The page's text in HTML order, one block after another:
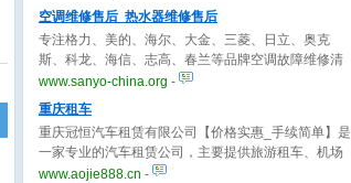
空调维修售后_热水器维修售后
专注格力、美的、海尔、大金、三菱、日立、奥克
斯、科龙、海信、志高、春兰等品牌空调故障维修清
洗加氟保养,空调移机拆装等提供上门服务,原厂配件,
价格透明,无隐形消费。
www.sanyo-china.org -
重庆租车
重庆冠恒汽车租赁有限公司【价格实惠_手续简单】是
一家专业的汽车租赁公司，主要提供旅游租车、机场
租车、豪车租赁、商务租车、会议租车等服务，车型
www.aojie888.cn -